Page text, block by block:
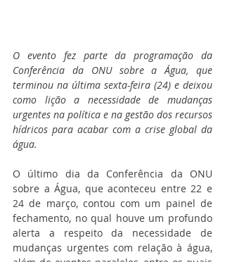
O evento fez parte da programação da
Conferência da ONU sobre a Água, que
terminou na última sexta-feira (24) e deixou
como lição a necessidade de mudanças
urgentes na política e na gestão dos recursos
hídricos para acabar com a crise global da
água.
O último dia da Conferência da ONU
sobre a Água, que aconteceu entre 22 e
24 de março, contou com um painel de
fechamento, no qual houve um profundo
alerta a respeito da necessidade de
mudanças urgentes com relação à água,